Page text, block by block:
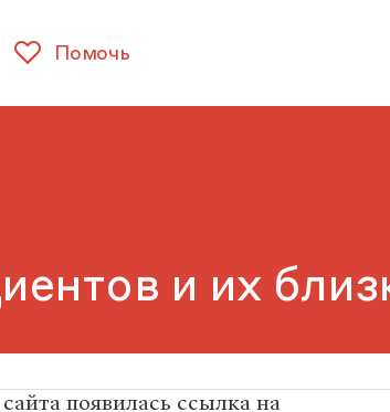
Помочь
и их
появилась ссылка на